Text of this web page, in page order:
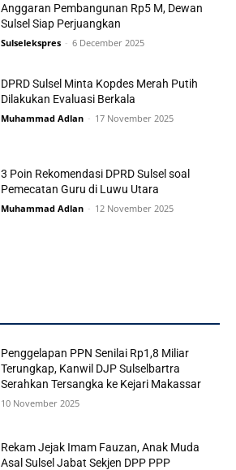
Anggaran Pembangunan Rp5 M, Dewan
Sulsel Siap Perjuangkan
Sulselekspres - 6 December 2025
DPRD Sulsel Minta Kopdes Merah Putih
Dilakukan Evaluasi Berkala
Muhammad Adlan - 17 November 2025
3 Poin Rekomendasi DPRD Sulsel soal
Pemecatan Guru di Luwu Utara
Muhammad Adlan - 12 November 2025
Penggelapan PPN Senilai Rp1,8 Miliar
Terungkap, Kanwil DJP Sulselbartra
Serahkan Tersangka ke Kejari Makassar
10 November 2025
Rekam Jejak Imam Fauzan, Anak Muda
Asal Sulsel Jabat Sekjen DPP PPP